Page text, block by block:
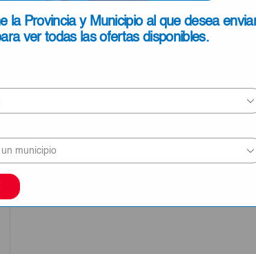
la Provincia y Municipio al que desea
ver todas las ofertas disponibles.
€24,50
9 personas revisando este producto ahora
Este producto puede ser entregado en Pinar del
Mayabeque, La Habana, Matanzas, Cienfuegos,